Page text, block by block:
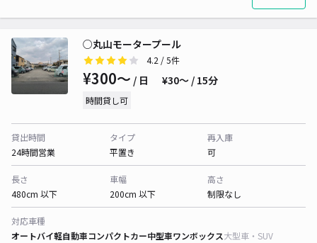
○丸山モータープール
4.2 / 5件
¥300〜 / 日 ¥30〜 / 15分
時間貸し可
貸出時間
24時間営業
タイプ
平置き
再入庫
可
長さ
480cm 以下
車幅
200cm 以下
高さ
制限なし
対応車種
オートバイ軽自動車コンパクトカー中型車ワンボックス大型車・SUV